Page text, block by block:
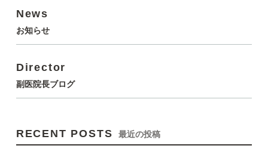
News
お知らせ
Director
副医院長ブログ
RECENT POSTS 最近の投稿